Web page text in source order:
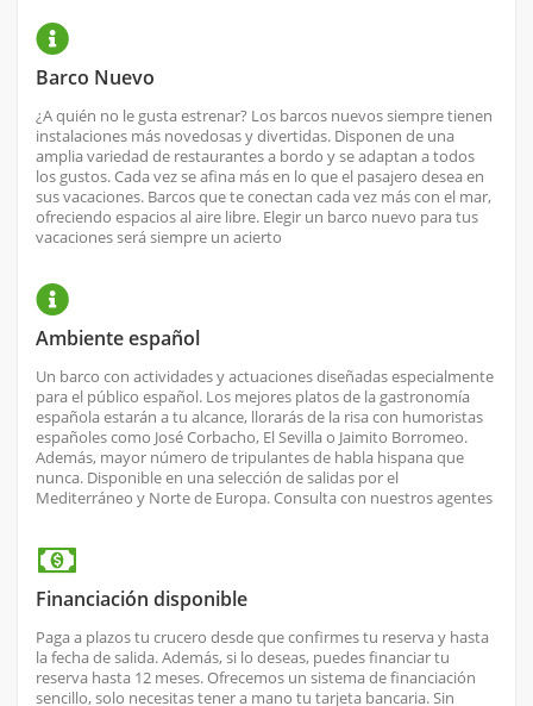
Barco Nuevo
¿A quién no le gusta estrenar? Los barcos nuevos siempre tienen
instalaciones más novedosas y divertidas. Disponen de una
amplia variedad de restaurantes a bordo y se adaptan a todos
los gustos. Cada vez se afina más en lo que el pasajero desea en
sus vacaciones. Barcos que te conectan cada vez más con el mar,
ofreciendo espacios al aire libre. Elegir un barco nuevo para tus
vacaciones será siempre un acierto
Ambiente español
Un barco con actividades y actuaciones diseñadas especialmente
para el público español. Los mejores platos de la gastronomía
española estarán a tu alcance, llorarás de la risa con humoristas
españoles como José Corbacho, El Sevilla o Jaimito Borromeo.
Además, mayor número de tripulantes de habla hispana que
nunca. Disponible en una selección de salidas por el
Mediterráneo y Norte de Europa. Consulta con nuestros agentes
Financiación disponible
Paga a plazos tu crucero desde que confirmes tu reserva y hasta
la fecha de salida. Además, si lo deseas, puedes financiar tu
reserva hasta 12 meses. Ofrecemos un sistema de financiación
sencillo, solo necesitas tener a mano tu tarjeta bancaria. Sin